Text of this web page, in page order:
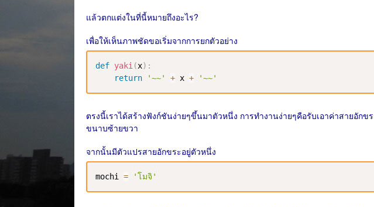
แล้วตกแต่งในที่นี้หมายถึงอะไร?
เพื่อให้เห็นภาพชัดขอเริ่มจากการยกตัวอย่าง
def yaki (x) :
return
'~~' + x + '~~'
ตรงนี้เราได้สร้างฟังก์ชันง่ายๆขึ้นมาตัวหนึ่ง การทำงานง่ายๆคือรับเอาค่าสายอักข
ขนาบซ้ายขวา
จากนั้นมีตัวแปรสายอักขระอยู่ตัวหนึ่ง
mochi = 'โมจิ'